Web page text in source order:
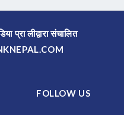
प्रा लीद्वारा संचालित
FOLLOW US